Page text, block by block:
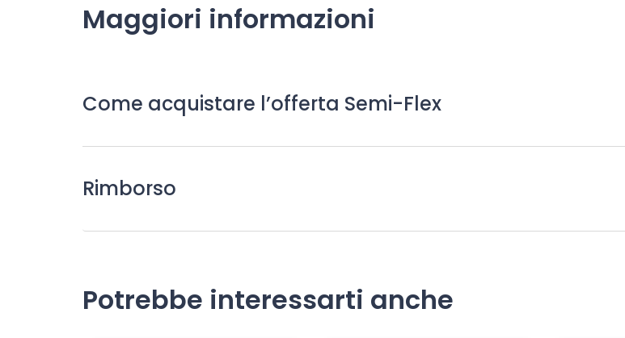
Maggiori informazioni
Come acquistare l’offerta Semi-Flex
Rimborso
Potrebbe interessarti anche